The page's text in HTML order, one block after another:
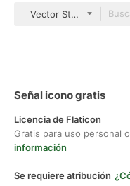
Vector Stall Lineal
Señal icono gratis
Licencia de Flaticon
Gratis para uso personal
información
Se requiere atribución